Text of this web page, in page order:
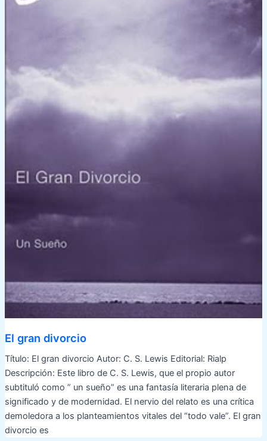
El gran divorcio
Título: El gran divorcio Autor: C. S. Lewis Editorial: Rialp
Descripción: Este libro de C. S. Lewis, que el propio autor
subtituló como ” un sueño” es una fantasía literaria plena de
significado y de modernidad. El nervio del relato es una crítica
demoledora a los planteamientos vitales del “todo vale”. El gran
divorcio es